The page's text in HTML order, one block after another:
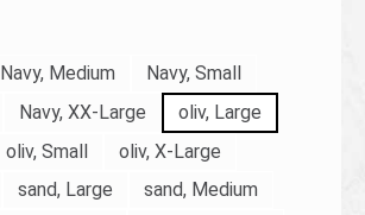
Navy, Medium
Navy, Small
Navy, XX-Large
oliv, Large
oliv, Small
oliv, X-Large
sand, Large
sand, Medium